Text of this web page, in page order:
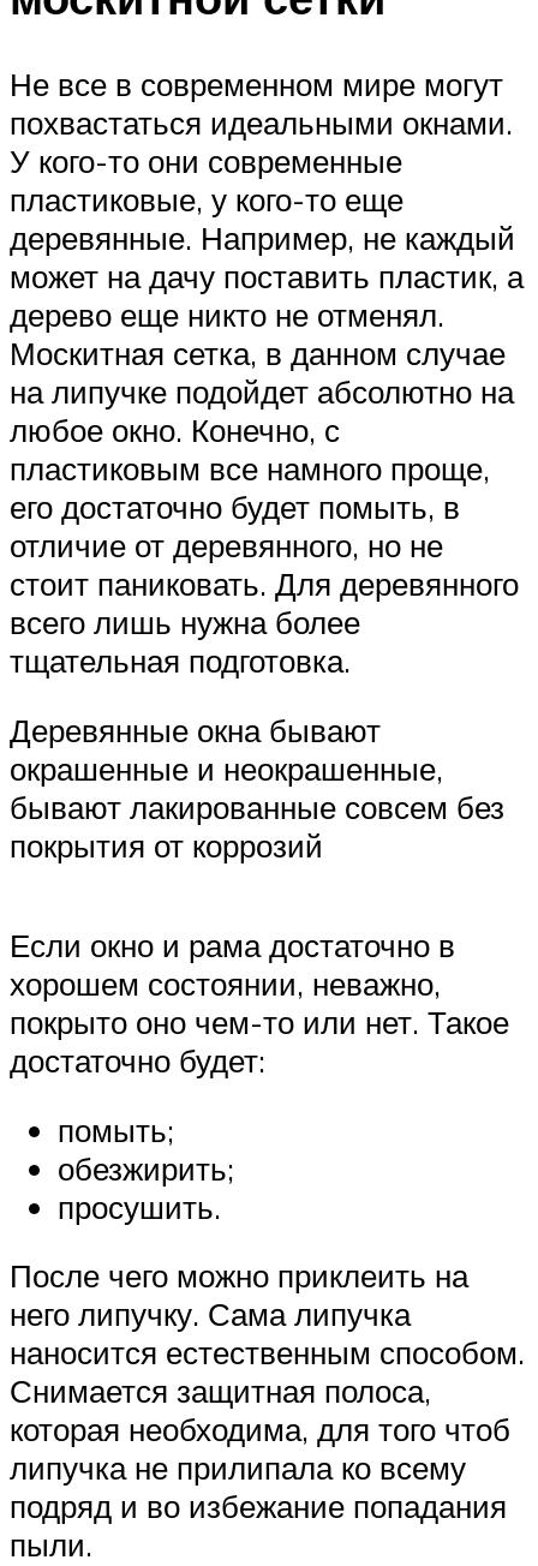
Не все в современном мире могут
похвастаться идеальными окнами.
У кого-то они современные
пластиковые, у кого-то еще
деревянные. Например, не каждый
может на дачу поставить пластик, а
дерево еще никто не отменял.
Москитная сетка, в данном случае
на липучке подойдет абсолютно на
любое окно. Конечно, с
пластиковым все намного проще,
его достаточно будет помыть, в
отличие от деревянного, но не
стоит паниковать. Для деревянного
всего лишь нужна более
тщательная подготовка.
Деревянные окна бывают
окрашенные и неокрашенные,
бывают лакированные совсем без
покрытия от коррозий
Если окно и рама достаточно в
хорошем состоянии, неважно,
покрыто оно чем-то или нет. Такое
достаточно будет:
помыть;
обезжирить;
просушить.
После чего можно приклеить на
него липучку. Сама липучка
наносится естественным способом.
Снимается защитная полоса,
которая необходима, для того чтоб
липучка не прилипала ко всему
подряд и во избежание попадания
пыли.